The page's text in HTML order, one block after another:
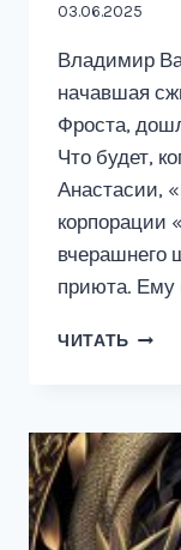
03.06.2025
Владимир
начавшая
Фроста,
Что будет,
Анастасии,
корпорации
вчерашнего
приюта. Ему
ЧИТАТЬ